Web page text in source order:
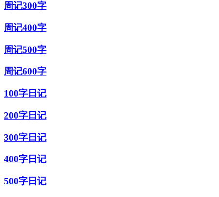
周记300字
周记400字
周记500字
周记600字
100字日记
200字日记
300字日记
400字日记
500字日记